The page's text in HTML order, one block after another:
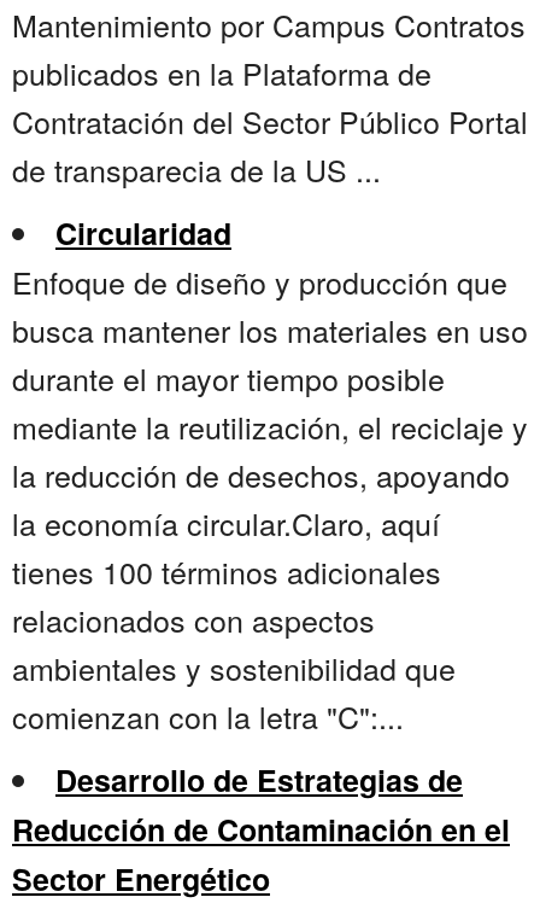
Mantenimiento por Campus Contratos
publicados en la Plataforma de
Contratación del Sector Público Portal
de transparecia de la US ...
Circularidad
Enfoque de diseño y producción que
busca mantener los materiales en uso
durante el mayor tiempo posible
mediante la reutilización, el reciclaje y
la reducción de desechos, apoyando
la economía circular.Claro, aquí
tienes 100 términos adicionales
relacionados con aspectos
ambientales y sostenibilidad que
comienzan con la letra "C":...
Desarrollo de Estrategias de
Reducción de Contaminación en el
Sector Energético